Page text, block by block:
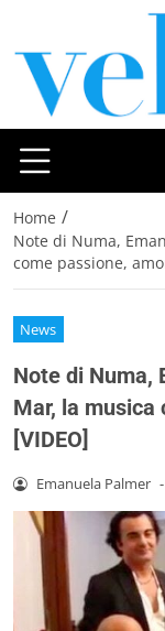
Home /
Note di Numa,
come passione,
News
Note di Numa,
Mar, la musica
[VIDEO]
Emanuela Palmer -